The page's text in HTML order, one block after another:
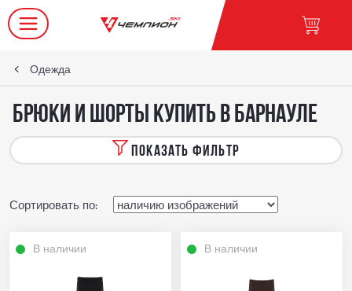
Одежда
Брюки и шорты купить в Барнауле
ПОКАЗАТЬ ФИЛЬТР
Сортировать по:
В наличии В наличии